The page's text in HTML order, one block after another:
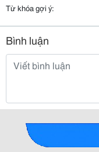
Từ khóa gợi ý:
Bình luận